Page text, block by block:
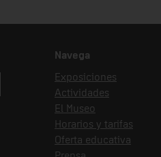
Navega
Exposiciones
Actividades
El Museo
Horarios y tarifas
Oferta educativa